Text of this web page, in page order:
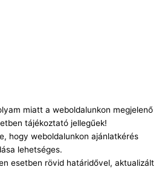
miatt a weboldalunkon megjelenő
tájékoztató jellegűek!
hogy weboldalunkon ajánlatkérés
lehetséges.
esetben rövid határidővel, aktualizált